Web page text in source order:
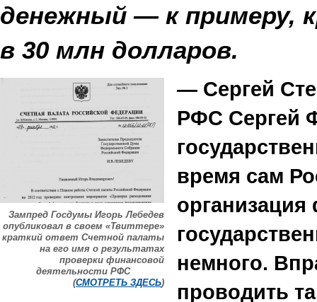
денежный — к примеру,
в 30 млн долларов.
Зампред Госдумы Игорь Лебедев
опубликовал в своем «Твиттере»
краткий ответ Счетной палаты
на его имя о результатах
проверки финансовой
деятельности РФС
(СМОТРЕТЬ ЗДЕСЬ)
— Сергей
РФС Сергей
время сам
немного.
проводить